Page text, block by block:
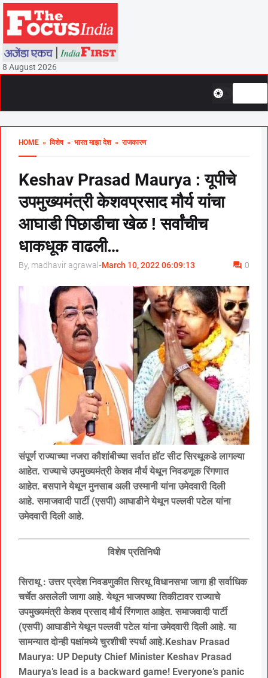
8 August 2026
HOME » विशेष» भारत माझा देश» राजकारण
Keshav Prasad Maurya : यूपीचे
उपमुख्यमंत्री केशवप्रसाद मौर्य यांचा
आघाडी पिछाडीचा खेळ ! सर्वांचीच
धाकधूक वाढली…
By, madhavir agrawal -March 10, 2022 06:09:13 0
संपूर्ण राज्याच्या नजरा कौशांबीच्या सर्वात हॉट सीट सिरथूकडे लागल्या
आहेत. राज्याचे उपमुख्यमंत्री केशव मौर्य येथून निवडणूक रिंगणात
आहेत. बसपाने येथून मुनसाब अली उस्मानी यांना उमेदवारी दिली
आहे. समाजवादी पार्टी (एसपी) आघाडीने येथून पल्लवी पटेल यांना
उमेदवारी दिली आहे.
विशेष प्रतिनिधी
सिराथू : उत्तर प्रदेश निवडणुकीत सिरथू विधानसभा जागा ही सर्वाधिक
चर्चेत असलेली जागा आहे. येथून भाजपच्या तिकीटावर राज्याचे
उपमुख्यमंत्री केशव प्रसाद मौर्य रिंगणात आहेत. समाजवादी पार्टी
(एसपी) आघाडीने येथून पल्लवी पटेल यांना उमेदवारी दिली आहे. या
सामन्यात दोन्ही पक्षांमध्ये चुरशीची स्पर्धा आहे.Keshav Prasad
Maurya: UP Deputy Chief Minister Keshav Prasad
Maurya’s lead is a backward game! Everyone’s panic